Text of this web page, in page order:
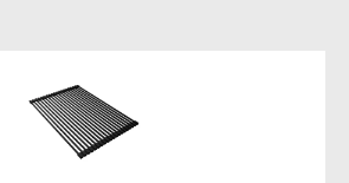
Trail arany